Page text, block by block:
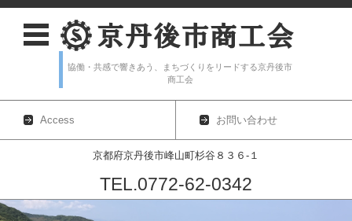
協働・共感で響きあう、まちづくりをリードする京丹後市
商工会
Access お問い合わせ
京都府京丹後市峰山町杉谷８３６-１
TEL.0772-62-0342
コンテンツに移動